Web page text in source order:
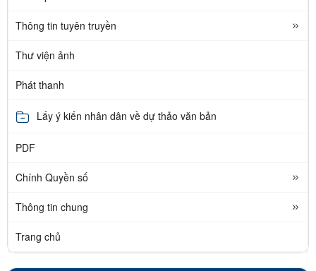
Thông tin tuyên truyền
Thư viện ảnh
Phát thanh
Lấy ý kiến nhân dân về dự thảo văn bản
PDF
Chính Quyền số
Thông tin chung
Trang chủ